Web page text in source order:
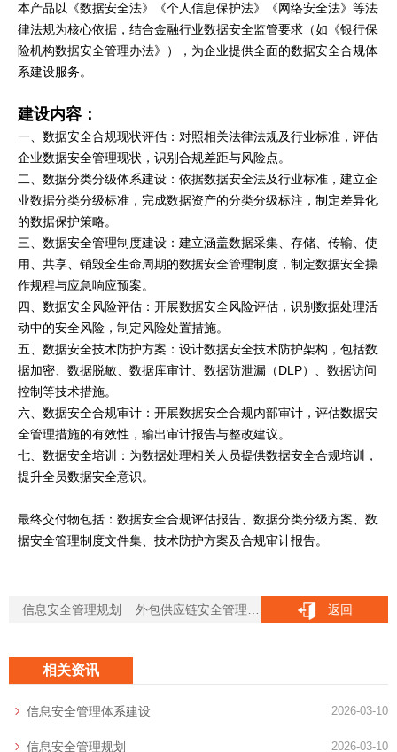
本产品以《数据安全法》《个人信息保护法》《网络安全法》等法
律法规为核心依据，结合金融行业数据安全监管要求（如《银行保
险机构数据安全管理办法》），为企业提供全面的数据安全合规体
系建设服务。
建设内容：
一、数据安全合规现状评估：对照相关法律法规及行业标准，评估
企业数据安全管理现状，识别合规差距与风险点。
二、数据分类分级体系建设：依据数据安全法及行业标准，建立企
业数据分类分级标准，完成数据资产的分类分级标注，制定差异化
的数据保护策略。
三、数据安全管理制度建设：建立涵盖数据采集、存储、传输、使
用、共享、销毁全生命周期的数据安全管理制度，制定数据安全操
作规程与应急响应预案。
四、数据安全风险评估：开展数据安全风险评估，识别数据处理活
动中的安全风险，制定风险处置措施。
五、数据安全技术防护方案：设计数据安全技术防护架构，包括数
据加密、数据脱敏、数据库审计、数据防泄漏（DLP）、数据访问
控制等技术措施。
六、数据安全合规审计：开展数据安全合规内部审计，评估数据安
全管理措施的有效性，输出审计报告与整改建议。
七、数据安全培训：为数据处理相关人员提供数据安全合规培训，
提升全员数据安全意识。
最终交付物包括：数据安全合规评估报告、数据分类分级方案、数
据安全管理制度文件集、技术防护方案及合规审计报告。
信息安全管理规划 外包供应链安全管理体系建设 返回
相关资讯
信息安全管理体系建设 2026-03-10
信息安全管理规划 2026-03-10